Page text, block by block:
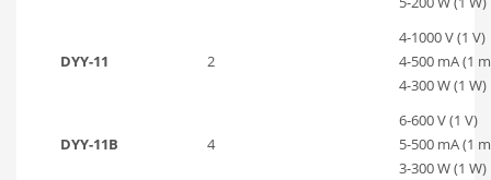
DYY-11 2
4-1000 V (1 V)
4-500 mA (1
4-300 W (1 W)
DYY-11B 4
6-600 V (1 V)
5-500 mA (1
3-300 W (1 W)